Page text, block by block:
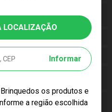
LOCALIZAÇÃO
Informar
os produtos e
a região escolhida
Influencer